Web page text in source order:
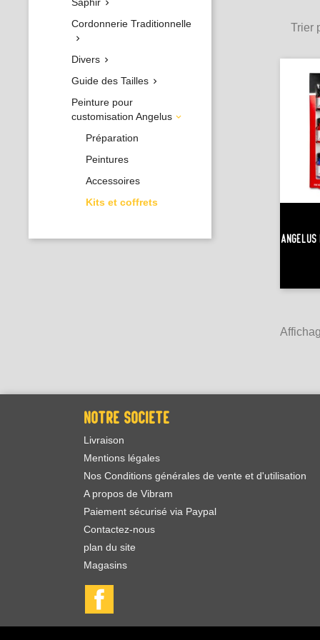

Cordonnerie Traditionnelle

Divers 
Guide des Tailles 
Peinture pour
customisation Angelus 
Préparation
Peintures
Accessoires
Kits et coffrets
Trier
Angelus
NOTRE SOCIÉTÉ
Livraison
Mentions légales
Nos Conditions générales de vente et d'utilisation
A propos de Vibram
Paiement sécurisé via Paypal
Contactez-nous
plan du site
Magasins